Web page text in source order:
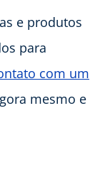
e produtos
para
com um
mesmo e